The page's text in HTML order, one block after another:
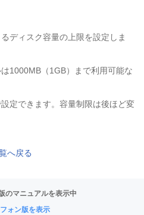
ディスク容量の上限を設定しま
1000MB（1GB）まで利用可能な
定できます。容量制限は後ほど変
へ戻る
のマニュアルを表示中
ォン版を表示